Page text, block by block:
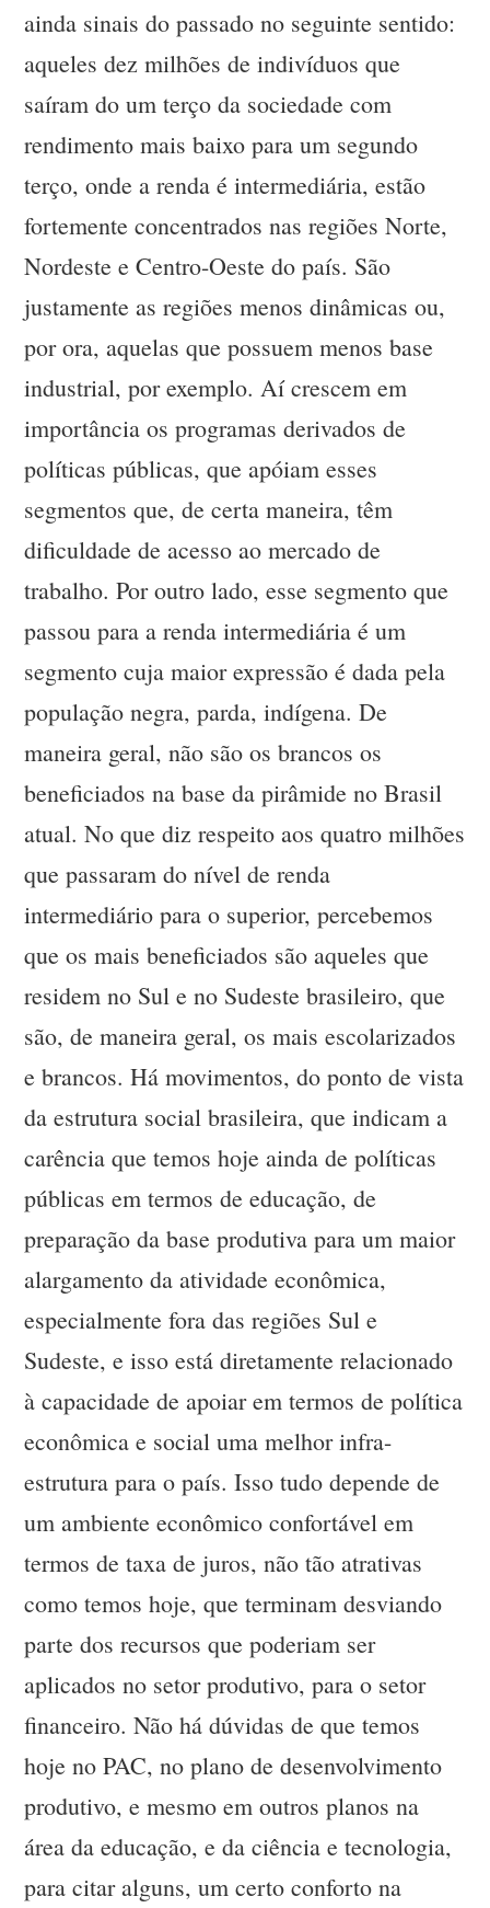
ainda sinais do passado no seguinte sentido:
aqueles dez milhões de indivíduos que
saíram do um terço da sociedade com
rendimento mais baixo para um segundo
terço, onde a renda é intermediária, estão
fortemente concentrados nas regiões Norte,
Nordeste e Centro-Oeste do país. São
justamente as regiões menos dinâmicas ou,
por ora, aquelas que possuem menos base
industrial, por exemplo. Aí crescem em
importância os programas derivados de
políticas públicas, que apóiam esses
segmentos que, de certa maneira, têm
dificuldade de acesso ao mercado de
trabalho. Por outro lado, esse segmento que
passou para a renda intermediária é um
segmento cuja maior expressão é dada pela
população negra, parda, indígena. De
maneira geral, não são os brancos os
beneficiados na base da pirâmide no Brasil
atual. No que diz respeito aos quatro milhões
que passaram do nível de renda
intermediário para o superior, percebemos
que os mais beneficiados são aqueles que
residem no Sul e no Sudeste brasileiro, que
são, de maneira geral, os mais escolarizados
e brancos. Há movimentos, do ponto de vista
da estrutura social brasileira, que indicam a
carência que temos hoje ainda de políticas
públicas em termos de educação, de
preparação da base produtiva para um maior
alargamento da atividade econômica,
especialmente fora das regiões Sul e
Sudeste, e isso está diretamente relacionado
à capacidade de apoiar em termos de política
econômica e social uma melhor infra-
estrutura para o país. Isso tudo depende de
um ambiente econômico confortável em
termos de taxa de juros, não tão atrativas
como temos hoje, que terminam desviando
parte dos recursos que poderiam ser
aplicados no setor produtivo, para o setor
financeiro. Não há dúvidas de que temos
hoje no PAC, no plano de desenvolvimento
produtivo, e mesmo em outros planos na
área da educação, e da ciência e tecnologia,
para citar alguns, um certo conforto na